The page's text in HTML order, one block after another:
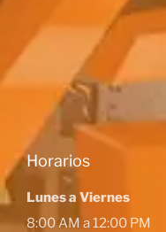
Horarios
Lunes a Viernes
8:00 AM a 12:00 PM